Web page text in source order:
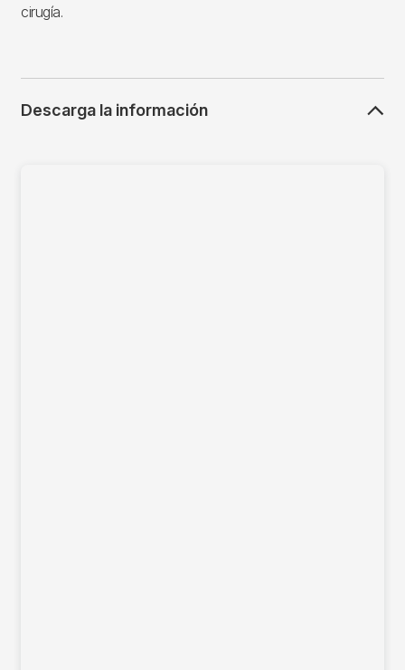
cirugía.
Descarga la información